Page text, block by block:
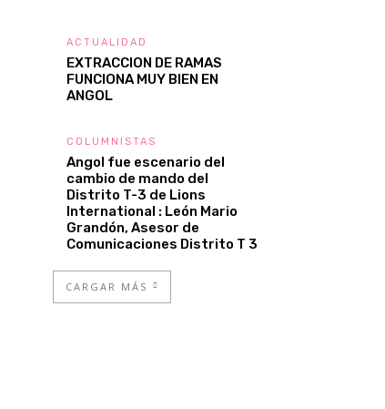
ACTUALIDAD
EXTRACCION DE RAMAS
FUNCIONA MUY BIEN EN
ANGOL
COLUMNISTAS
Angol fue escenario del
cambio de mando del
Distrito T-3 de Lions
International : León Mario
Grandón, Asesor de
Comunicaciones Distrito T 3
CARGAR MÁS